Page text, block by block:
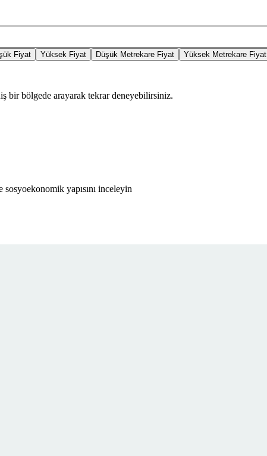
Fiyat Yüksek Fiyat Düşük Metrekare Fiyat Yüksek Metrekare Fiyat
bir bölgede arayarak tekrar deneyebilirsiniz.
yapısını inceleyin